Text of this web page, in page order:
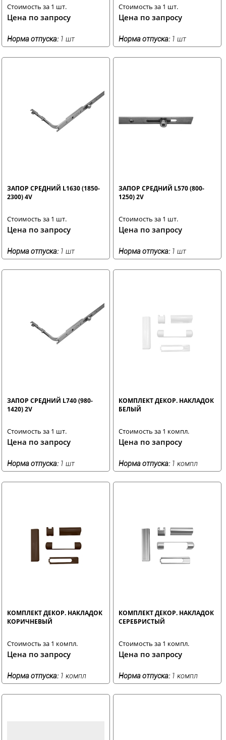
Стоимость за 1 шт.
Цена по запросу
Норма отпуска: 1 шт
Стоимость за 1 шт.
Цена по запросу
Норма отпуска: 1 шт
ЗАПОР СРЕДНИЙ L1630 (1850-
2300) 4V
Стоимость за 1 шт.
Цена по запросу
Норма отпуска: 1 шт
ЗАПОР СРЕДНИЙ L570 (800-
1250) 2V
Стоимость за 1 шт.
Цена по запросу
Норма отпуска: 1 шт
ЗАПОР СРЕДНИЙ L740 (980-
1420) 2V
Стоимость за 1 шт.
Цена по запросу
Норма отпуска: 1 шт
КОМПЛЕКТ ДЕКОР. НАКЛАДОК
БЕЛЫЙ
Стоимость за 1 компл.
Цена по запросу
Норма отпуска: 1 компл
КОМПЛЕКТ ДЕКОР. НАКЛАДОК
КОРИЧНЕВЫЙ
Стоимость за 1 компл.
Цена по запросу
Норма отпуска: 1 компл
КОМПЛЕКТ ДЕКОР. НАКЛАДОК
СЕРЕБРИСТЫЙ
Стоимость за 1 компл.
Цена по запросу
Норма отпуска: 1 компл